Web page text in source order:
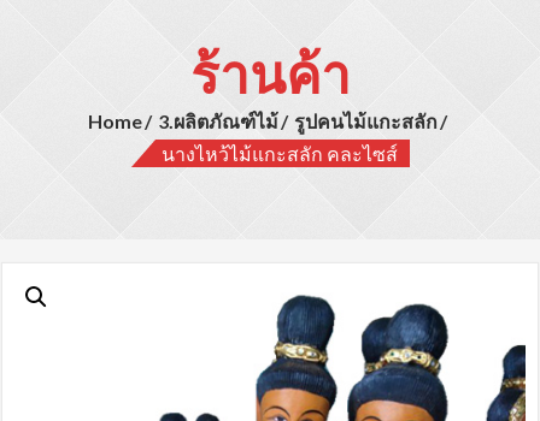
ร้านค้า
Home 3.ผลิตภัณฑ์ไม้
รูปคนไม้แกะสลัก
นางไหว้ไม้แกะสลัก คละไซส์